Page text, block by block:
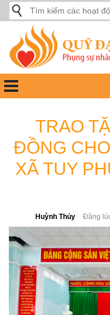
SkipTìm
kiếm
Quỹ Đạo Phật Ngày Nay
Tạo các chương trình hổ
TRAO
ĐỒNG
XÃ TUY
Huỳnh Thủy Đăng